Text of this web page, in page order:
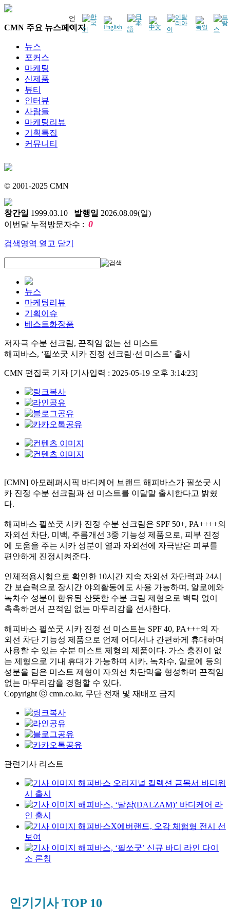
언
어
CMN 주요 뉴스페이지
뉴스
포커스
마케팅
신제품
뷰티
인터뷰
사람들
마케팅리뷰
기획특집
커뮤니티
© 2001-2025 CMN
창간일 1999.03.10 발행일 2026.08.09(일)
이번달 누적방문자수 : 0
검색영역 열고 닫기
뉴스
마케팅리뷰
기획이슈
베스트화장품
저자극 수분 선크림, 끈적임 없는 선 미스트
해피바스, ‘필쏘굿 시카 진정 선크림·선 미스트’ 출시
CMN 편집국 기자 [기사입력 : 2025-05-19 오후 3:14:23]
[CMN] 아모레퍼시픽 바디케어 브랜드 해피바스가 필쏘굿 시
카 진정 수분 선크림과 선 미스트를 이달말 출시한다고 밝혔
다.
해피바스 필쏘굿 시카 진정 수분 선크림은 SPF 50+, PA++++의
자외선 차단, 미백, 주름개선 3중 기능성 제품으로, 피부 진정
에 도움을 주는 시카 성분이 열과 자외선에 자극받은 피부를
편안하게 진정시켜준다.
인체적용시험으로 확인한 10시간 지속 자외선 차단력과 24시
간 보습력으로 장시간 야외활동에도 사용 가능하며, 알로에와
녹차수 성분이 함유된 산뜻한 수분 크림 제형으로 백탁 없이
촉촉하면서 끈적임 없는 마무리감을 선사한다.
해피바스 필쏘굿 시카 진정 선 미스트는 SPF 40, PA+++의 자
외선 차단 기능성 제품으로 언제 어디서나 간편하게 휴대하며
사용할 수 있는 수분 미스트 제형의 제품이다. 가스 충진이 없
는 제형으로 기내 휴대가 가능하며 시카, 녹차수, 알로에 등의
성분을 담은 미스트 제형이 자외선 차단막을 형성하며 끈적임
없는 마무리감을 경험할 수 있다.
Copyright ⓒ cmn.co.kr, 무단 전재 및 재배포 금지
관련기사 리스트
해피바스 오리지널 컬렉션 금목서 바디워
시 출시
해피바스, ‘달잠(DALZAM)’ 바디케어 라
인 출시
해피바스X에버랜드, 오감 체험형 전시 선
보여
해피바스, ‘필쏘굿’ 신규 바디 라인 다이
소 론칭
인기기사 TOP 10